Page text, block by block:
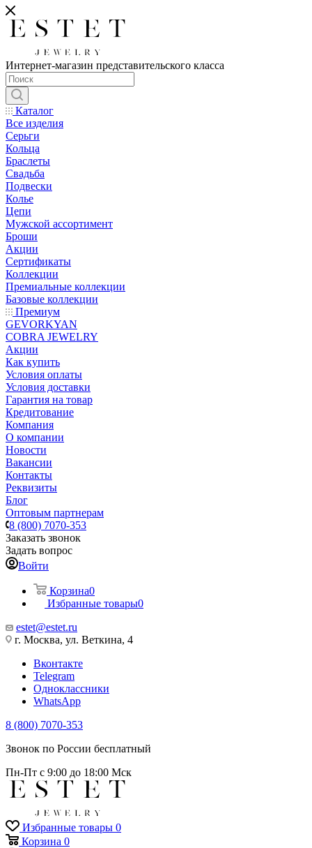
Интернет-магазин представительского класса
Каталог
Все изделия
Серьги
Кольца
Браслеты
Свадьба
Подвески
Колье
Цепи
Мужской ассортимент
Броши
Акции
Сертификаты
Коллекции
Премиальные коллекции
Базовые коллекции
Премиум
GEVORKYAN
COBRA JEWELRY
Акции
Как купить
Условия оплаты
Условия доставки
Гарантия на товар
Кредитование
Компания
О компании
Новости
Вакансии
Контакты
Реквизиты
Блог
Оптовым партнерам
8 (800) 7070-353
Заказать звонок
Задать вопрос
Войти
Корзина0
Избранные товары0
estet@estet.ru
г. Москва, ул. Веткина, 4
Вконтакте
Telegram
Одноклассники
WhatsApp
8 (800) 7070-353
Звонок по России бесплатный
Пн-Пт с 9:00 до 18:00 Мск
Избранные товары 0
Корзина 0